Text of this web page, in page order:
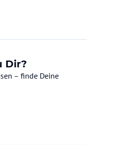
Dir?
– finde Deine